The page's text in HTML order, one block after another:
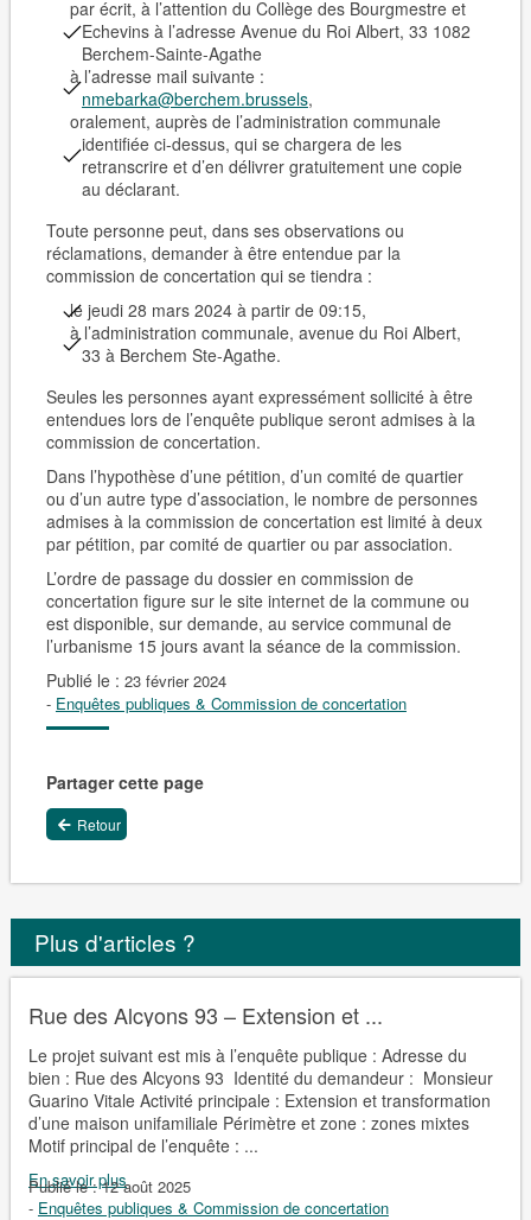
par écrit, à l’attention du Collège des Bourgmestre et
Echevins à l’adresse Avenue du Roi Albert, 33 1082
Berchem-Sain­te-Agathe
à l’adresse mail suivante :
nmebarka@berchem.brussels,
oralement, auprès de l’administration communale
identifiée ci-dessus, qui se chargera de les
retranscrire et d’en délivrer gratuitement une copie
au déclarant.
Toute personne peut, dans ses observations ou
réclamations, demander à être entendue par la
commission de concertation qui se tiendra :
le jeudi 28 mars 2024 à partir de 09:15,
à l’administration communale, avenue du Roi Albert,
33 à Berchem Ste-Agathe.
Seules les personnes ayant expressément sollicité à être
entendues lors de l’enquête publique seront admises à la
commission de concertation.
Dans l’hypothèse d’une pétition, d’un comité de quartier
ou d’un autre type d’association, le nombre de personnes
admises à la commission de concertation est limité à deux
par pétition, par comité de quartier ou par association.
L’ordre de passage du dossier en commission de
concertation figure sur le site internet de la commune ou
est disponible, sur demande, au service communal de
l’urbanisme 15 jours avant la séance de la commission.
Publié le : 23 février 2024
- Enquêtes publiques & Commission de concertation
Partager cette page
Retour
Plus d'articles ?
Rue des Alcyons 93 – Extension et ...
Le projet suivant est mis à l’enquête publique : Adresse du
bien : Rue des Alcyons 93 Identité du demandeur : Monsieur
Guarino Vitale Activité principale : Extension et transformation
d’une maison unifamiliale Périmètre et zone : zones mixtes
Motif principal de l’enquête : ...
En savoir plus
Publié le :12 août 2025
- Enquêtes publiques & Commission de concertation